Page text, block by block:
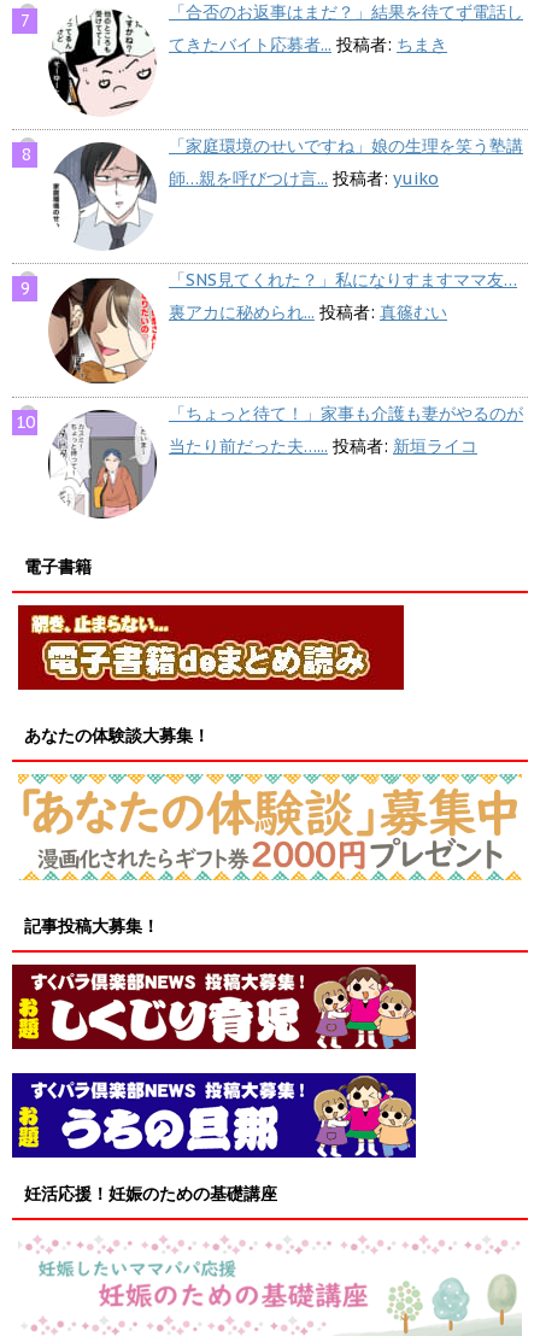
「合否のお返事はまだ？」結果を待てず電話し
てきたバイト応募者... 投稿者: ちまき
「家庭環境のせいですね」娘の生理を笑う塾講
師…親を呼びつけ言... 投稿者: yuiko
「SNS見てくれた？」私になりすますママ友…
裏アカに秘められ... 投稿者: 真篠むい
「ちょっと待て！」家事も介護も妻がやるのが
当たり前だった夫…... 投稿者: 新垣ライコ
電子書籍
あなたの体験談大募集！
記事投稿大募集！
妊活応援！妊娠のための基礎講座